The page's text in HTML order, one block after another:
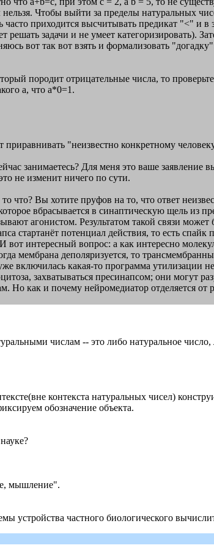
Чтобы выйти за пределы натуральных
приходится высчитывать предикат "<" и
задачи и не умеет категоризировать).
вот так вот взять и формализовать
породит отрицательные числа, то
a, что a*0=1.
"неизвестно конкретному
занимаетесь? Для меня это ваше заявление
не изменит ничего по сути.
что? Вы хотите пруфов на то, что ответ
вбрасывается в синаптическую щель из
агонистом. Результатом такой связи
стартанёт потенциал действия, то есть спайк
вот интересный вопрос: а как интересно
мембрана деполяризуется, то
включилась какая-то программа
захватываться пресинапсом; они могут
Но как и почему нейромедиатор отделяется от
числам -- это либо натуральное число,
контекста натуральных чисел)
обозначение объекта.
мышление".
устройства частного биологического